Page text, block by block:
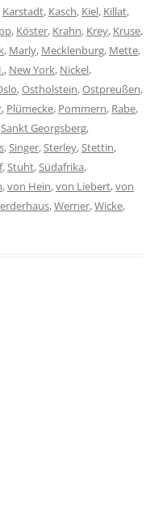
Karstadt, Kasch, Kiel, Killat,
, Köster, Krahn, Krey, Kruse,
, Marly, Mecklenburg, Mette,
, New York, Nickel,
,Ostholstein,Ostpreußen,
, Plümecke, Pommern, Rabe,
Sankt Georgsberg,
,Singer,Sterley,Stettin,
,Stuht,Südafrika,
,von Hein,von Liebert,von
,Werner,Wicke,